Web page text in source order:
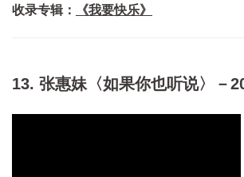
收录专辑： 《我要快乐》
13. 张惠妹〈如果你也听说〉－